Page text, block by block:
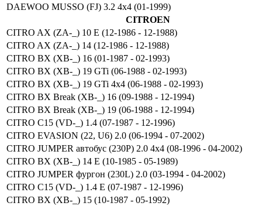
DAEWOO MUSSO (FJ) 3.2 4x4 (01-1999)
CITROEN
CITRO AX (ZA-_) 10 E (12-1986 - 12-1988)
CITRO AX (ZA-_) 14 (12-1986 - 12-1988)
CITRO BX (XB-_) 16 (01-1987 - 02-1993)
CITRO BX (XB-_) 19 GTi (06-1988 - 02-1993)
CITRO BX (XB-_) 19 GTi 4x4 (06-1988 - 02-1993)
CITRO BX Break (XB-_) 16 (09-1988 - 12-1994)
CITRO BX Break (XB-_) 19 (06-1988 - 12-1994)
CITRO C15 (VD-_) 1.4 (07-1987 - 12-1996)
CITRO EVASION (22, U6) 2.0 (06-1994 - 07-2002)
CITRO JUMPER автобус (230P) 2.0 4x4 (08-1996 - 04-2002)
CITRO BX (XB-_) 14 E (10-1985 - 05-1989)
CITRO JUMPER фургон (230L) 2.0 (03-1994 - 04-2002)
CITRO C15 (VD-_) 1.4 E (07-1987 - 12-1996)
CITRO BX (XB-_) 15 (10-1987 - 05-1992)